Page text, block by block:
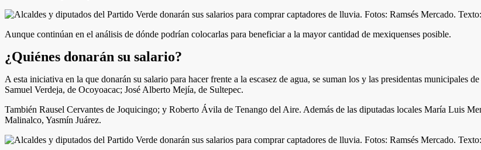
Aunque continúan en el análisis de dónde podrían colocarlas para beneficiar a la mayor cantidad de mexiquenses posible.
¿Quiénes donarán su salario?
A esta iniciativa en la que donarán su salario para hacer frente a la escasez de agua, se suman los y las presidentas
Samuel Verdeja, de Ocoyoacac; José Alberto Mejía, de Sultepec.
También Rausel Cervantes de Joquicingo; y Roberto Ávila de Tenango del Aire. Además de las diputadas locales María Luis
Malinalco, Yasmín Juárez.